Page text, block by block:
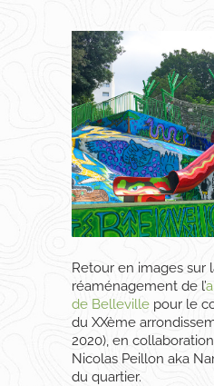
Retour en images sur
réaménagement de l’
de Belleville pour le
du XXème
2020), en
Nicolas Peillon aka
du quartier.